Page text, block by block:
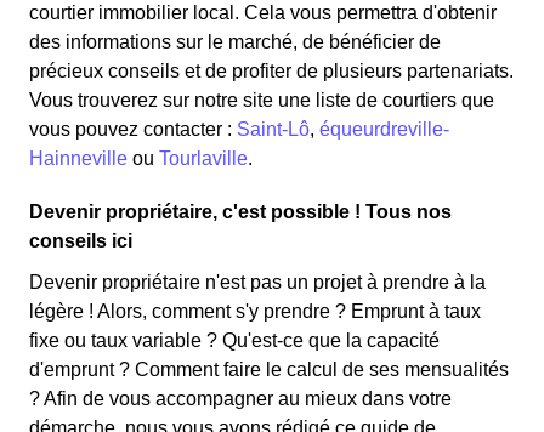
courtier immobilier local. Cela vous permettra d'obtenir
des informations sur le marché, de bénéficier de
précieux conseils et de profiter de plusieurs partenariats.
Vous trouverez sur notre site une liste de courtiers que
vous pouvez contacter : Saint-Lô, équeurdreville-
Hainneville ou Tourlaville.
Devenir propriétaire, c'est possible ! Tous nos
conseils ici
Devenir propriétaire n'est pas un projet à prendre à la
légère ! Alors, comment s'y prendre ? Emprunt à taux
fixe ou taux variable ? Qu'est-ce que la capacité
d'emprunt ? Comment faire le calcul de ses mensualités
? Afin de vous accompagner au mieux dans votre
démarche, nous vous avons rédigé ce guide de